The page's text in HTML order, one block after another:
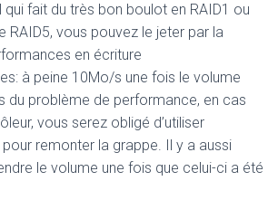
fait du très bon boulot en RAID1 ou
RAID5, vous pouvez le jeter par la
en écriture
à peine 10Mo/s une fois le volume
du problème de performance, en cas
vous serez obligé d’utiliser
remonter la grappe. Il y a aussi
le volume une fois que celui-ci a été